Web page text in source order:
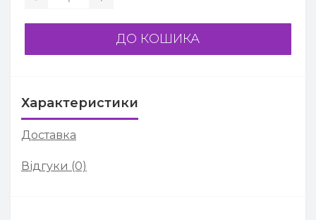
ДО КОШИКА
Характеристики
Доставка
Відгуки (0)